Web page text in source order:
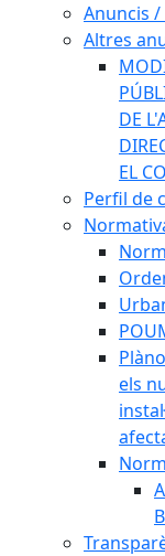
Anuncis /
Altres
DE
EL
Perfil de
els